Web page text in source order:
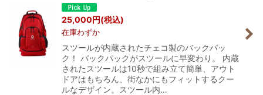
25,000円(税込)
在庫わずか
スツールが内蔵されたチェコ製のバックパッ
ク！ バックパックがスツールに早変わり。 内蔵
されたスツールは10秒で組み立て簡単、アウト
ドアはもちろん、街なかにもフィットするクー
ルなデザイン。スツール内…